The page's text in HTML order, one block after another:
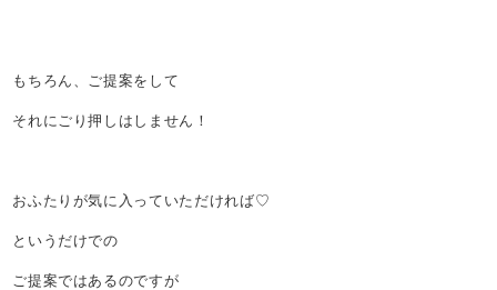
もちろん、ご提案をして
それにごり押しはしません！
おふたりが気に入っていただければ♡
というだけでの
ご提案ではあるのですが